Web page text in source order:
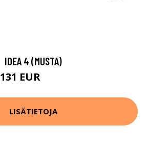
IDEA 4 (MUSTA)
131 EUR
LISÄTIETOJA